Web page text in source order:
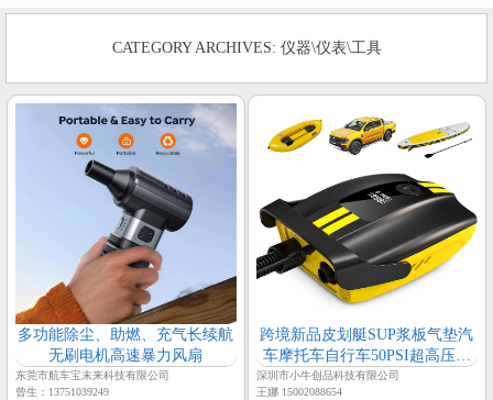
CATEGORY ARCHIVES: 仪器\仪表\工具
多功能除尘、助燃、充气长续航
无刷电机高速暴力风扇
东莞市航车宝末来科技有限公司
曾生：13751039249
跨境新品皮划艇SUP浆板气垫汽
车摩托车自行车50PSI超高压多
种预设充气模式照明多功能充气
深圳市小牛创品科技有限公司
王娜 15002088654